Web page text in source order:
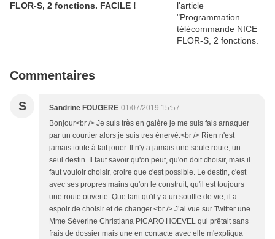
FLOR-S, 2 fonctions. FACILE !
Commentaires
S Sandrine FOUGERE 01/07/2019 15:57
Bonjour<br /> Je suis très en galère je me suis fais arnaquer
par un courtier alors je suis tres énervé.<br /> Rien n'est
jamais toute à fait jouer. Il n'y a jamais une seule route, un
seul destin. Il faut savoir qu'on peut, qu'on doit choisir, mais il
faut vouloir choisir, croire que c'est possible. Le destin, c'est
avec ses propres mains qu'on le construit, qu'il est toujours
une route ouverte. Que tant qu'il y a un souffle de vie, il a
espoir de choisir et de changer.<br /> J’ai vue sur Twitter une
Mme Séverine Christiana PICARO HOEVEL qui prêtait sans
frais de dossier mais une en contacte avec elle m'expliqua